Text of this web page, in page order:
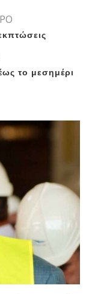
το μεσημέρι